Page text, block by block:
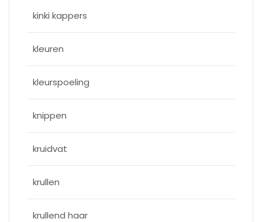
kinki kappers
kleuren
kleurspoeling
knippen
kruidvat
krullen
krullend haar